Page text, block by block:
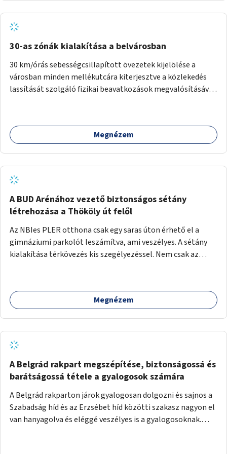
30-as zónák kialakítása a belvárosban
30 km/órás sebességcsillapított övezetek kijelölése a
városban minden mellékutcára kiterjesztve a közlekedés
lassítását szolgáló fizikai beavatkozások megvalósításával,
közlekedésnek. Elsőként az Alkotás utca - Villányi út -
Karolina út - Hamzsabégi út - Szerémi út - Könyves K. krt. -
zónák kijelölése. A program indulhat a Nagykörúton belüli
területtel, majd az Akotás utcán belüli területtel.
Megnézem
A BUD Arénához vezető biztonságos sétány
létrehozása a Thököly út felől
Az NBIes PLER otthona csak egy saras úton érhető el a
gimnáziumi parkolót leszámítva, ami veszélyes. A sétány
kialakítása térkövezés kis szegélyezéssel. Nem csak az
koncertek, bálok, jótékonysági események, választási
események -, a sármentes, méltó megközelítést, de a
236 busz, 50-es villamos) már biztosított, a közvetlen
gyalogutas elérés a projekt keretében nem került
kialakításra.
Megnézem
A Belgrád rakpart megszépítése, biztonságossá és
barátságossá tétele a gyalogosok számára
A Belgrád rakparton járok gyalogosan dolgozni és sajnos a
Szabadság híd és az Erzsébet híd közötti szakasz nagyon el
van hanyagolva és eléggé veszélyes is a gyalogosoknak.